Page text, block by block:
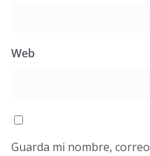
Web
Guarda mi nombre,